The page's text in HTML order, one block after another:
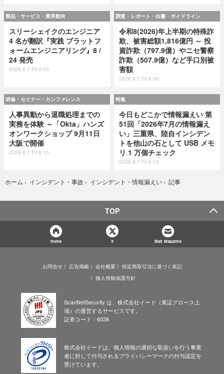
製品・サービス・業界動向
スリーシェイクのエンジニア
4 名が翻訳『実践 プラットフ
ォームエンジニアリング』8 /
24 発売
2026.8.7 Fri 8:00
調査・レポート・白書・ガイドライン
令和8(2026)年上半期の特殊詐
欺、被害総額1,816億円 ～ 投
資詐欺（797.9億）やニセ警察
詐欺（507.9億）など手口別被
害額
2026.8.7 Fri 8:00
研修・セミナー・カンファレンス
人事異動から退職処理までの
実務を体験 ～「Okta」ハンズ
オンワークショップ 9月11日
大阪で開催
2026.8.7 Fri 8:10
特集
今日もどこかで情報漏えい 第
51回「2026年7月の情報漏え
い」三重県、陸自インシデン
トを他山の石として USB メモ
リ 1 万個チェック
2026.8.7 Fri 8:15
ホーム › インシデント・事故 › インシデント・情報漏えい › 記事
TOP
Home X Mail Magazine
お問合せ 広告掲載 会社概要
特定商取引法に基づく表記
個人情報保護方針
ScanNetSecurity は、株式会社イード（東証グロース上
場）の運営するサービスです。
証券コード：6038
株式会社イードは、個人情報の適切な取扱いを行う事業
者に対して付与されるプライバシーマークの付与認定を
受けています。